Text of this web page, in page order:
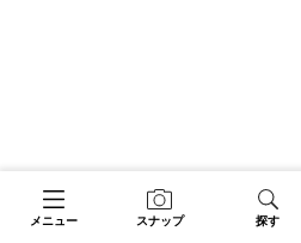
メニュー スナップ 探す